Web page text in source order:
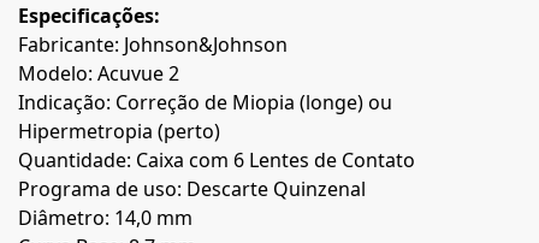
Especificações:
Fabricante: Johnson&Johnson
Modelo: Acuvue 2
Indicação: Correção de Miopia (longe) ou
Hipermetropia (perto)
Quantidade: Caixa com 6 Lentes de Contato
Programa de uso: Descarte Quinzenal
Diâmetro: 14,0 mm